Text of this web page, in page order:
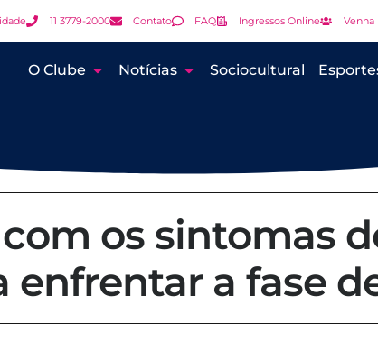
11 3779-2000 Contato FAQ Ingressos Online Venha
O Clube Notícias Sociocultural
os sintomas
enfrentar a fase